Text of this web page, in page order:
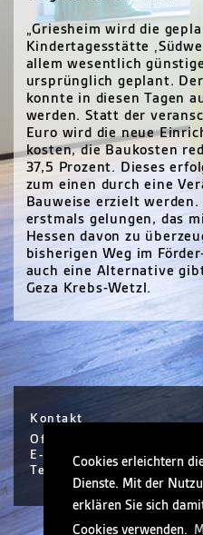
Cookies erleichtern
Dienste. Mit der
erklären Sie sich
Cookies verwenden.
„Griesheim wird die
Kindertagesstätte
allem wesentlich
ursprünglich geplant.
konnte in diesen Tagen
werden. Statt der
Euro wird die neue
kosten, die Baukosten
37,5 Prozent. Dieses
zum einen durch eine
Bauweise erzielt
erstmals gelungen, das
Hessen davon zu
bisherigen Weg im
auch eine Alternative
Geza Krebs-Wetzl.
Kontakt
Office Hanau / Sophie
E-Mail info@nickel.de
Tel +49 (0)6181 30410-0